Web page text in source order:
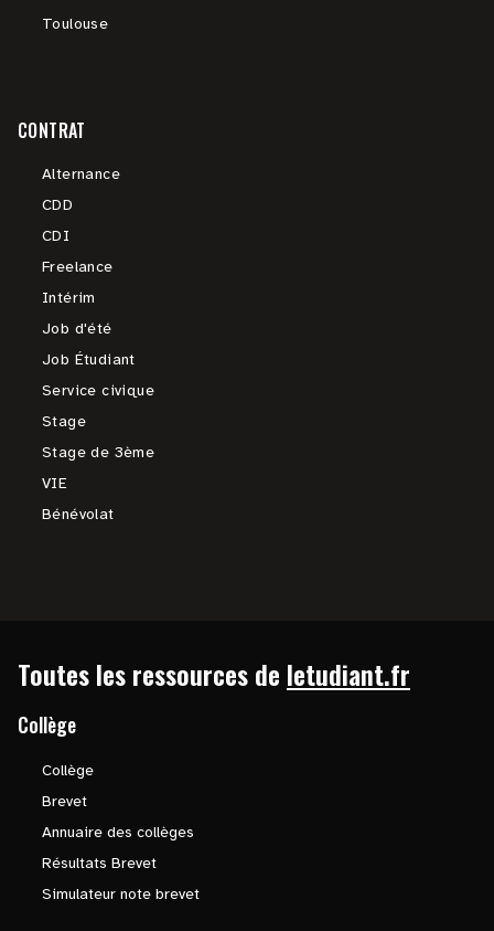
Toulouse
CONTRAT
Alternance
CDD
CDI
Freelance
Intérim
Job d'été
Job Étudiant
Service civique
Stage
Stage de 3ème
VIE
Bénévolat
Toutes les ressources de letudiant.fr
Collège
Collège
Brevet
Annuaire des collèges
Résultats Brevet
Simulateur note brevet